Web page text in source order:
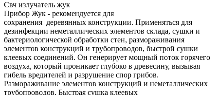
Свч излучатель жук
Прибор Жук - рекомендуется для
сохранения деревянных конструкции. Применяться для
дезинфекции неметаллических элементов склада, сушки и
бактериологической обработки стен, размораживания
элементов конструкций и трубопроводов, быстрой сушки
клеевых соединений. Он генерирует мощный поток горячего
воздуха, который проникает глубоко в древесину, вызывая
гибель вредителей и разрушение спор грибов.
Размораживание элементов конструкций и неметаллических
трубопроводов. Быстрая сушка клеевых